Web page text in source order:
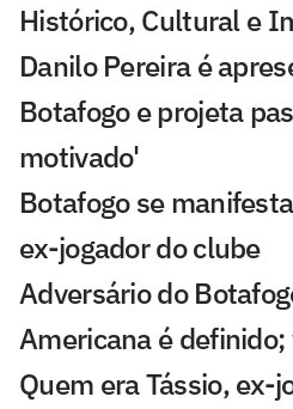
Histórico, Cultural e
Danilo Pereira é
Botafogo e projeta
motivado'
Botafogo se
ex-jogador do clube
Adversário do
Americana é definido;
Quem era Tássio, ex-